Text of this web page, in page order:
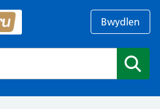
Bwydlen